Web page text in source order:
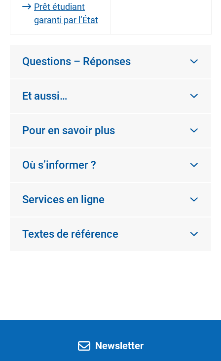
Prêt étudiant
garanti par l’État
Questions – Réponses
Et aussi…
Pour en savoir plus
Où s’informer ?
Services en ligne
Textes de référence
Newsletter